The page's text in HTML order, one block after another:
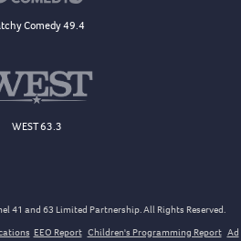
Comedy 49.4
WEST 63.3
41 and 63 Limited Partnership. All Rights Reserved.
EEO Report Children's Programming Report Ad